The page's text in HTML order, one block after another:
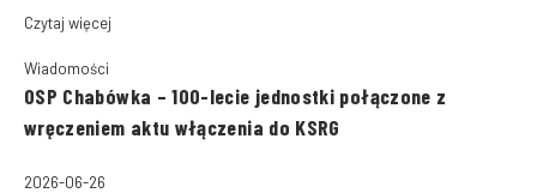
Czytaj więcej
Wiadomości
OSP Chabówka – 100-lecie jednostki połączone z
wręczeniem aktu włączenia do KSRG
2026-06-26